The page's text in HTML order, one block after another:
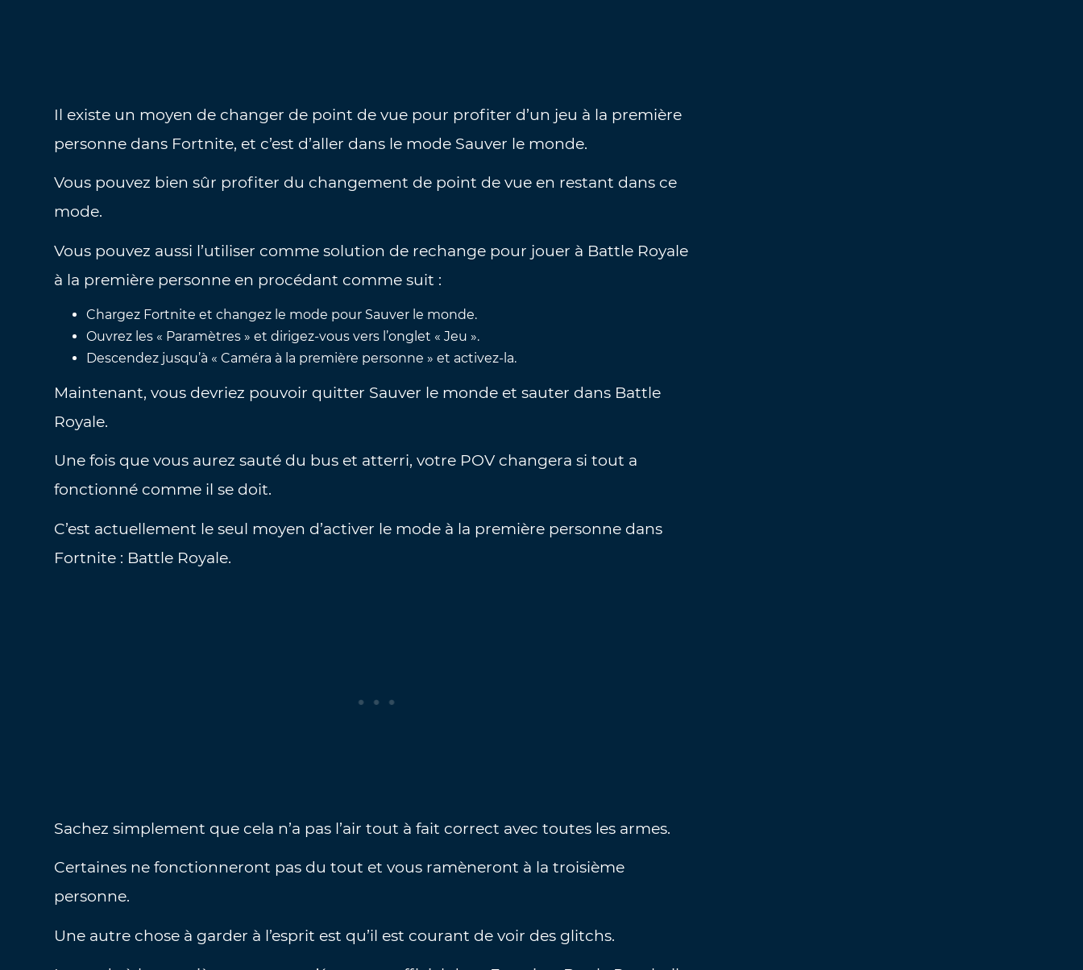
Il existe un moyen de changer de point de vue pour profiter d’un jeu à la première
personne dans Fortnite, et c’est d’aller dans le mode Sauver le monde.
Vous pouvez bien sûr profiter du changement de point de vue en restant dans ce
mode.
Vous pouvez aussi l’utiliser comme solution de rechange pour jouer à Battle Royale
à la première personne en procédant comme suit :
Chargez Fortnite et changez le mode pour Sauver le monde.
Ouvrez les « Paramètres » et dirigez-vous vers l’onglet « Jeu ».
Descendez jusqu’à « Caméra à la première personne » et activez-la.
Maintenant, vous devriez pouvoir quitter Sauver le monde et sauter dans Battle
Royale.
Une fois que vous aurez sauté du bus et atterri, votre POV changera si tout a
fonctionné comme il se doit.
C’est actuellement le seul moyen d’activer le mode à la première personne dans
Fortnite : Battle Royale.
Sachez simplement que cela n’a pas l’air tout à fait correct avec toutes les armes.
Certaines ne fonctionneront pas du tout et vous ramèneront à la troisième
personne.
Une autre chose à garder à l’esprit est qu’il est courant de voir des glitchs.